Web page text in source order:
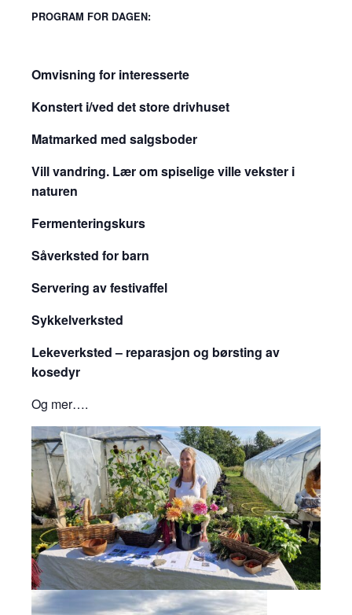
PROGRAM FOR DAGEN:
Omvisning for interesserte
Konstert i/ved det store drivhuset
Matmarked med salgsboder
Vill vandring. Lær om spiselige ville vekster i
naturen
Fermenteringskurs
Såverksted for barn
Servering av festivaffel
Sykkelverksted
Lekeverksted – reparasjon og børsting av
kosedyr
Og mer….